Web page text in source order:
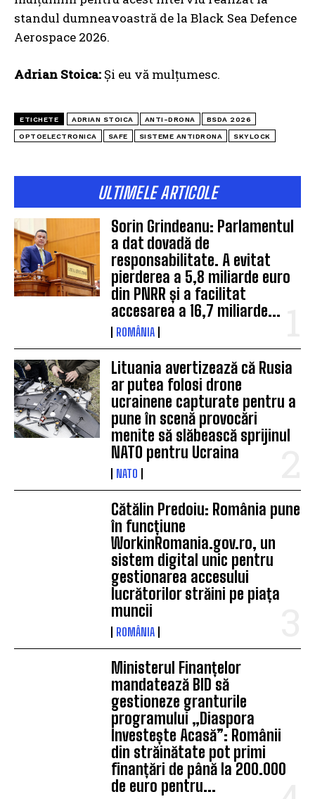
standul dumneavoastră de la Black Sea Defence
Aerospace 2026.
Adrian Stoica: Și eu vă mulțumesc.
ETICHETE ADRIAN STOICA ANTI-DRONA BSDA 2026
OPTOELECTRONICA SAFE SISTEME ANTIDRONA SKYLOCK
ULTIMELE ARTICOLE
Sorin Grindeanu: Parlamentul
a dat dovadă de
responsabilitate. A evitat
pierderea a 5,8 miliarde euro
din PNRR și a facilitat
accesarea a 16,7 miliarde...
ROMÂNIA
Lituania avertizează că Rusia
ar putea folosi drone
ucrainene capturate pentru a
pune în scenă provocări
menite să slăbească sprijinul
NATO pentru Ucraina
NATO
Cătălin Predoiu: România pune
în funcțiune
WorkinRomania.gov.ro, un
sistem digital unic pentru
gestionarea accesului
lucrătorilor străini pe piața
muncii
ROMÂNIA
Ministerul Finanțelor
mandatează BID să
gestioneze granturile
programului „Diaspora
Investește Acasă”: Românii
din străinătate pot primi
finanțări de până la 200.000
de euro pentru...